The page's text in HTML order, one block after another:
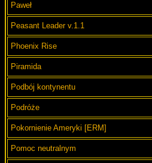
Paweł
Peasant Leader v.1.1
Phoenix Rise
Piramida
Podbój kontynentu
Podróże
Pokornienie Ameryki [ERM]
Pomoc neutralnym